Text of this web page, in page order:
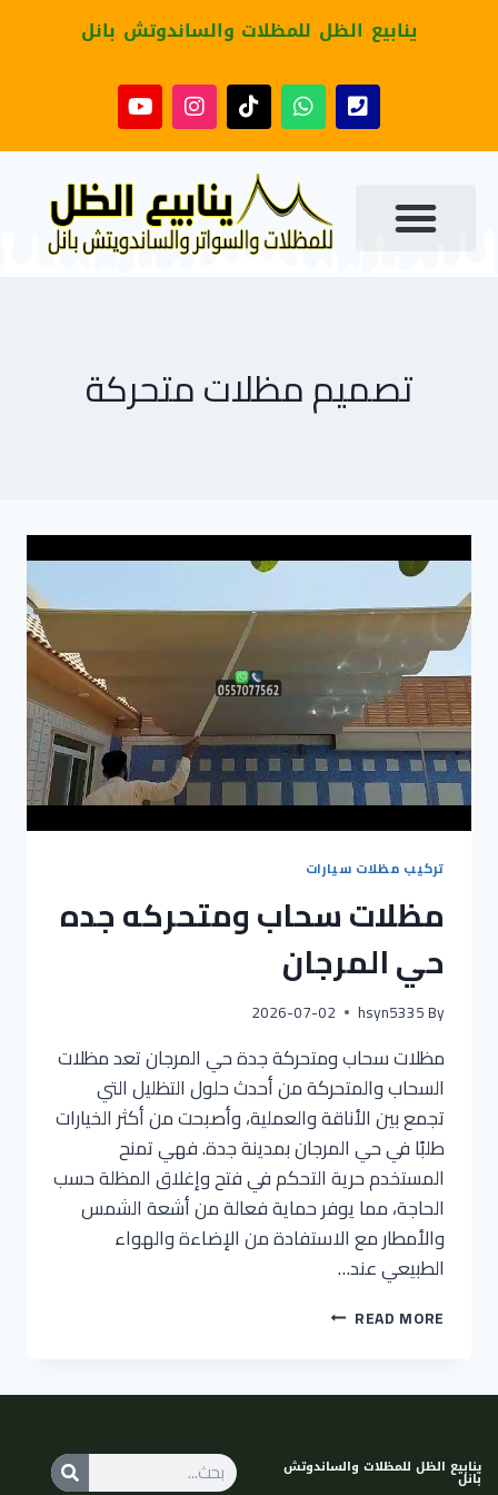
ينابيع الظل للمظلات والساندوتش بانل
تصميم مظلات متحركة
تركيب مظلات سيارات
مظلات سحاب ومتحركه جده
حي المرجان
By
hsyn5335
2026-07-02
مظلات سحاب ومتحركة جدة حي المرجان تعد مظلات
السحاب والمتحركة من أحدث حلول التظليل التي
تجمع بين الأناقة والعملية، وأصبحت من أكثر الخيارات
طلبًا في حي المرجان بمدينة جدة. فهي تمنح
المستخدم حرية التحكم في فتح وإغلاق المظلة حسب
الحاجة، مما يوفر حماية فعالة من أشعة الشمس
والأمطار مع الاستفادة من الإضاءة والهواء
الطبيعي عند…
READ MORE
ينابيع الظل للمظلات والساندوتش
بانل